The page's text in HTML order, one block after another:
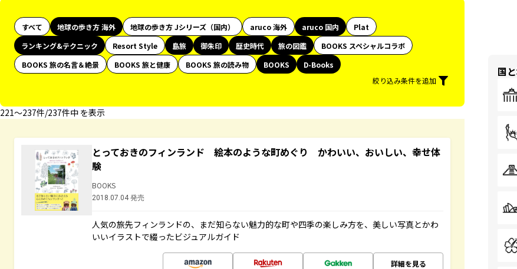
すべて 地球の歩き方 海外 地球の歩き方 Jシリーズ（国内） aruco 海外 aruco 国内
Plat
ランキング&テクニック
Resort Style 島旅 御朱印 歴史時代 旅の図鑑
BOOKS スペシャルコラボ
BOOKS 旅の名言＆絶景
BOOKS 旅と健康 BOOKS 旅の読み物 BOOKS
D-Books
絞り込み条件を追加
221〜237件/237件中 を表示
とっておきのフィンランド 絵本のような町めぐり かわいい、おいしい、幸せ体
験
BOOKS
2018.07.04 発売
人気の旅先フィンランドの、まだ知らない魅力的な町や四季の楽しみ方を、美しい写真とかわ
いいイラストで綴ったビジュアルガイド
詳細を見る
国